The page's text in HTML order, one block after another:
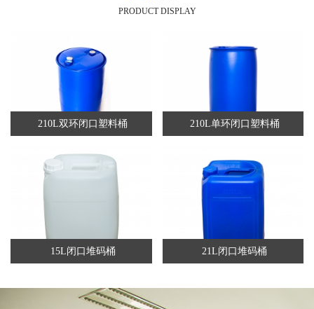
PRODUCT DISPLAY
210L双环闭口塑料桶 210L单环闭口塑料桶
15L闭口堆码桶 21L闭口堆码桶